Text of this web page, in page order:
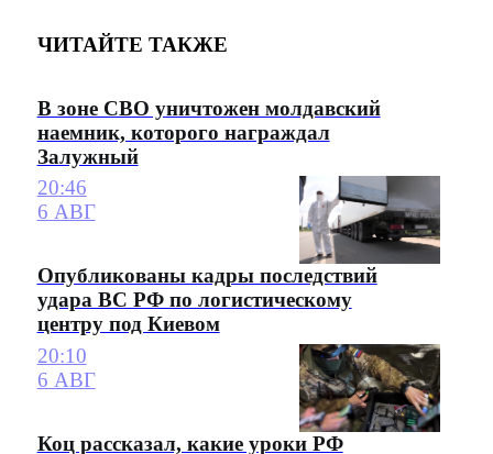
ЧИТАЙТЕ ТАКЖЕ
В зоне СВО уничтожен молдавский
наемник, которого награждал
Залужный
20:46
6 АВГ
Опубликованы кадры последствий
удара ВС РФ по логистическому
центру под Киевом
20:10
6 АВГ
Коц рассказал, какие уроки РФ